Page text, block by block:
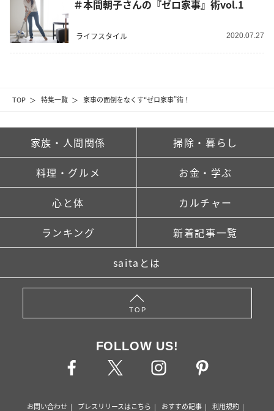
TOP 特集一覧 家事の面倒をなくす“ゼロ家事”術！
＃本間朝子さんの『ゼロ家事』術vol.1
ライフスタイル 2020.07.27
家族・人間関係 掃除・暮らし
料理・グルメ お金・学ぶ
心と体 カルチャー
ランキング 新着記事一覧
saitaとは
TOP
FOLLOW US!
お問い合わせ プレスリリースはこちら おすすめ記事 利用規約